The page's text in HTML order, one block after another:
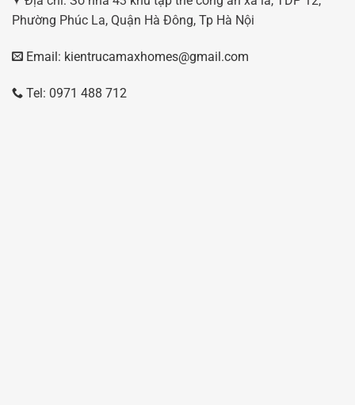
Phường Phúc La, Quận Hà Đông, Tp Hà Nội
Email: kientrucamaxhomes@gmail.com
Tel: 0971 488 712